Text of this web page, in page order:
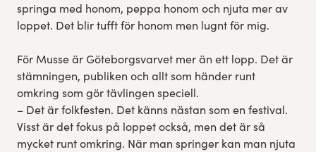
springa med honom, peppa honom och njuta mer av
loppet. Det blir tufft för honom men lugnt för mig.
För Musse är Göteborgsvarvet mer än ett lopp. Det är
stämningen, publiken och allt som händer runt
omkring som gör tävlingen speciell.
– Det är folkfesten. Det känns nästan som en festival.
Visst är det fokus på loppet också, men det är så
mycket runt omkring. När man springer kan man njuta